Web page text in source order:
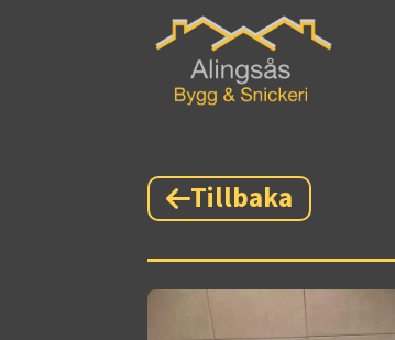
Tillbaka